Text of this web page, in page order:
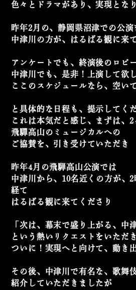
色々とドラマがあり、実現とな
昨年2月の、静岡県沼津での公演
中津川の方が、
はるばる観に来
アンケートでも、終演後のロビ
中津川でも、是非！上演して欲
ここのスケジュールなら、空い
と具体的な日程も、提示してく
これは本気だと感じ、 まずは、2
飛驒高山のミュージカルへの
ご協賛を、引き受けていただき
昨年4月の飛騨高山公演では
中津川から、10名近くの方が、2
経て
はるばる観に来てくださり
「次は、幕末で盛り上がる、中
という熱いリクエストをいただき
ついに！実現へと向けて、動き
その後、中津川で有名な、歌舞
紹介していただきましたが